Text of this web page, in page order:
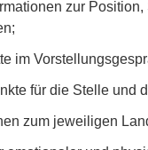
zur
im
für die Stelle und
zum jeweiligen